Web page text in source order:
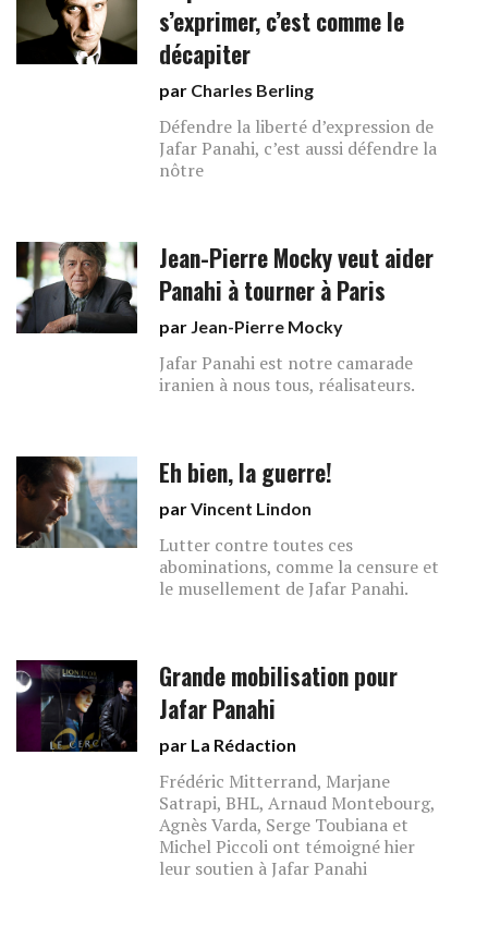
s’exprimer, c’est comme le
décapiter
par Charles Berling
Défendre la liberté d’expression de
Jafar Panahi, c’est aussi défendre la
nôtre
Jean-Pierre Mocky veut aider
Panahi à tourner à Paris
par Jean-Pierre Mocky
Jafar Panahi est notre camarade
iranien à nous tous, réalisateurs.
Eh bien, la guerre!
parVincent Lindon
Lutter contre toutes ces
abominations, comme la censure et
le musellement de Jafar Panahi.
Grande mobilisation pour
Jafar Panahi
par La Rédaction
Frédéric Mitterrand, Marjane
Satrapi, BHL, Arnaud Montebourg,
Agnès Varda, Serge Toubiana et
Michel Piccoli ont témoigné hier
leur soutien à Jafar Panahi